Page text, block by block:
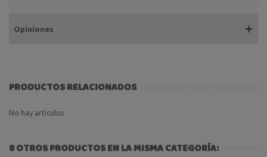
Opiniones
PRODUCTOS RELACIONADOS
No hay artículos
8 OTROS PRODUCTOS EN LA MISMA CATEGORÍA: